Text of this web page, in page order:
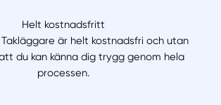
Helt kostnadsfritt
är helt kostnadsfri och utan
du kan känna dig trygg genom hela
processen.